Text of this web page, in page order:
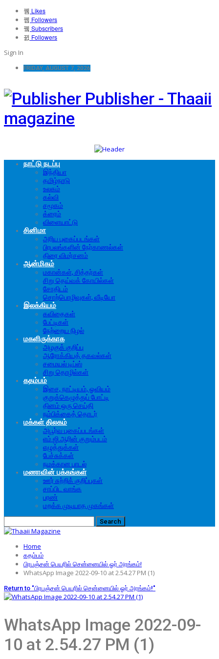
Likes
Followers
Subscribers
Followers
Sign In
FRIDAY, AUGUST 7, 2026
Publisher - Thaaii
magazine
நாட்டு நடப்பு
இந்தியா
தமிழ்நாடு
உலகம்
கல்வி
சமூகம்
க்ரைம்
விளையாட்டு
சினிமா
அரிய புகைப்படங்கள்
பிரபலங்களின் நேர்காணல்கள்
திரை விமர்சனம்
ஆன்மிகம்
மகான்கள், சித்தர்கள்
சிறு தெய்வக் கோயில்கள்
சோதிடம்
சொற்பொழிவுகள், வீடியோ
இலக்கியம்
கவிதைகள்
பேட்டிகள்
நேற்றைய நிழல்
மகளிருக்காக
அழகுக் குறிப்பு
ஆரோக்கியத் தகவல்கள்
சமையல் டிப்ஸ்
சிறு தொழில்கள்
கதம்பம்
இசை, நாட்டியம், ஓவியம்
குறுக்கெழுத்துப் போட்டி
தினம் ஒரு செய்தி
நம்பிக்கைத் தொடர்
மக்கள் திலகம்
அபூர்வ புகைப்படங்கள்
எம்.ஜி.ஆரின் குறும்படம்
எழுத்துக்கள்
பேச்சுக்கள்
நமக்கான பாடல்
மணாவின் பக்கங்கள்
ஊர் சுற்றிக் குறிப்புகள்
சாப்பிட வாங்க
பரண்
மறக்க முடியாத முகங்கள்
Home
கதம்பம்
பிரபஞ்சன் பெயரில் சென்னையில் ஓர் அரங்கம்!
WhatsApp Image 2022-09-10 at 2.54.27 PM (1)
Return to "பிரபஞ்சன் பெயரில் சென்னையில் ஓர் அரங்கம்!"
WhatsApp Image 2022-09-
10 at 2.54.27 PM (1)